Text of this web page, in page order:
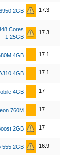
2GB 17.3
Cores
1.25GB
17.3
4GB 17.1
4GB 17.1
4GB 17
760M 17
2GB 17
555 2GB 16.9